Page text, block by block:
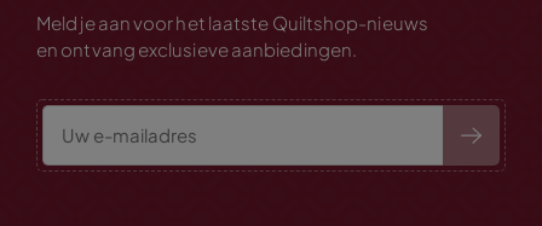
Meld je aan voor het laatste Quiltshop-nieuws
en ontvang exclusieve aanbiedingen.